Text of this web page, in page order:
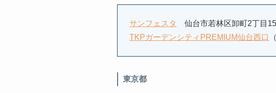
サンフェスタ
仙台市若林区卸町2丁目
TKPガーデンシティPREMIUM仙台西口
東京都